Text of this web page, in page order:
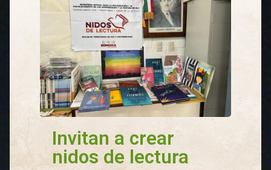
Invitan a crear
nidos de lectura